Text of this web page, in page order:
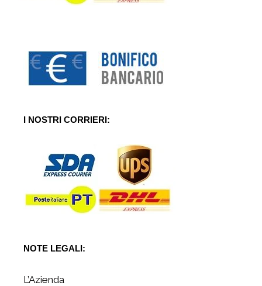
I NOSTRI CORRIERI:
NOTE LEGALI:
L’Azienda